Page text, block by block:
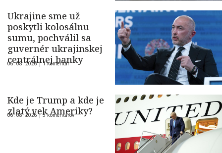
Ukrajine sme už
poskytli kolosálnu
sumu, pochválil sa
guvernér ukrajinskej
centrálnej banky
06. 08. 2026 |1 komentár
Kde je Trump a kde je
zlatý vek Ameriky?
06. 08. 2026 |5 komentárov